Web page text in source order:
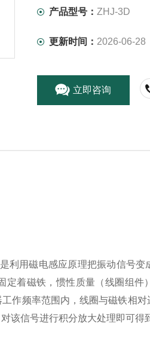
产品型号： ZHJ-3D
更新时间： 2026-06-28
立即咨询
用磁电感应原理把振动信号变
定着磁铁，惯性质量（线圈组件
作频率范围内，线圈与磁铁相
该信号进行积分放大处理即可得